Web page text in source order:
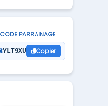
CODE PARRAINAGE
YLT9XU Copier